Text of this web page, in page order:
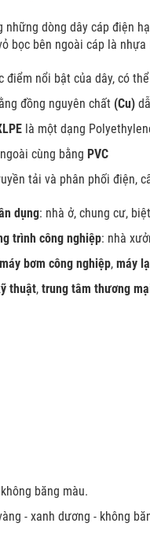
những dòng dây cáp điện
bọc bên ngoài cáp là
điểm nổi bật của dây, có
đồng nguyên chất (Cu)
là một dạng
cùng bằng PVC
tải và phân phối điện,
dụng: nhà ở, chung cư,
trình công nghiệp: nhà
máy bơm công nghiệp, máy
thuật, trung tâm thương
băng màu.
- xanh dương - không